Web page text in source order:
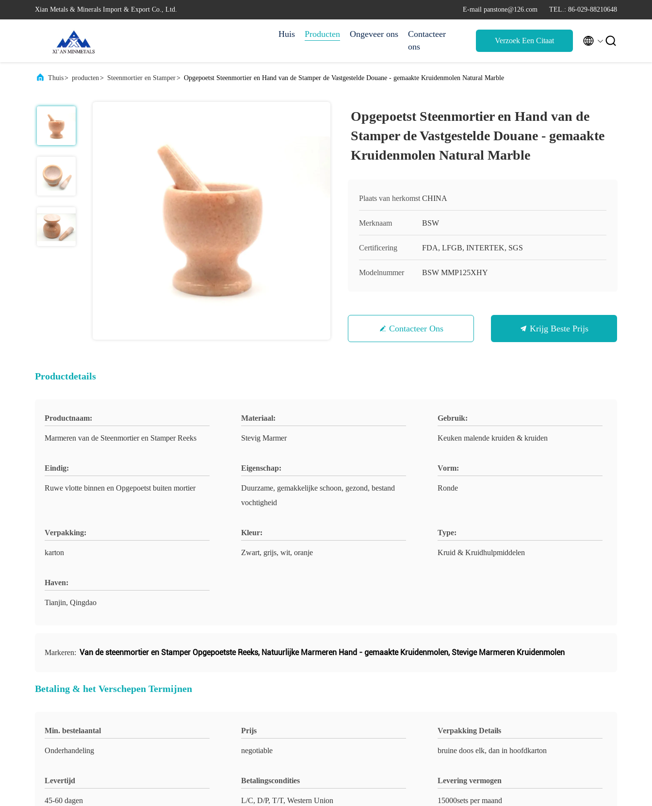
Xian Metals & Minerals Import & Export Co., Ltd. E-mail panstone@126.com TEL.: 86-029-88210648
Huis Producten Ongeveer ons
Contacteer
ons
Verzoek Een Citaat  
Thuis> producten> Steenmortier en Stamper> Opgepoetst Steenmortier en Hand van de Stamper de Vastgestelde Douane - gemaakte Kruidenmolen Natural Marble
Opgepoetst Steenmortier en Hand van de
Stamper de Vastgestelde Douane - gemaakte
Kruidenmolen Natural Marble
Plaats van herkomst CHINA
Merknaam BSW
Certificering FDA, LFGB, INTERTEK, SGS
Modelnummer BSW MMP125XHY
Contacteer Ons Krijg Beste Prijs
Productdetails
Productnaam:
Marmeren van de Steenmortier en Stamper Reeks
Materiaal:
Stevig Marmer
Gebruik:
Keuken malende kruiden & kruiden
Eindig:
Ruwe vlotte binnen en Opgepoetst buiten mortier
Eigenschap:
Duurzame, gemakkelijke schoon, gezond, bestand
vochtigheid
Vorm:
Ronde
Verpakking:
karton
Kleur:
Zwart, grijs, wit, oranje
Type:
Kruid & Kruidhulpmiddelen
Haven:
Tianjin, Qingdao
Markeren: Van de steenmortier en Stamper Opgepoetste Reeks, Natuurlijke Marmeren Hand - gemaakte Kruidenmolen, Stevige Marmeren Kruidenmolen
Betaling & het Verschepen Termijnen
Min. bestelaantal
Onderhandeling
Prijs
negotiable
Verpakking Details
bruine doos elk, dan in hoofdkarton
Levertijd
45-60 dagen
Betalingscondities
L/C, D/P, T/T, Western Union
Levering vermogen
15000sets per maand